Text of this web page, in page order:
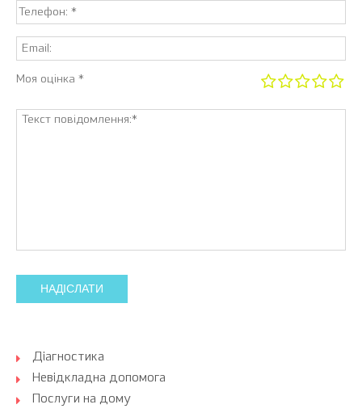
Моя оцінка *
НАДІСЛАТИ
Діагностика
Невідкладна допомога
Послуги на дому